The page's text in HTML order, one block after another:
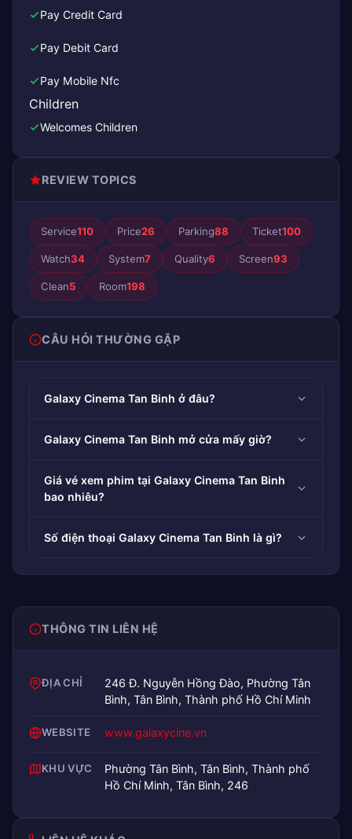
Pay Credit Card
Pay Debit Card
Pay Mobile Nfc
Children
Welcomes Children
REVIEW TOPICS
Service110 Price26 Parking88 Ticket100
Watch34 System7 Quality6 Screen93
Clean5 Room198
CÂU HỎI THƯỜNG GẶP
Galaxy Cinema Tan Binh ở đâu?
Galaxy Cinema Tan Binh mở cửa mấy giờ?
Giá vé xem phim tại Galaxy Cinema Tan Binh
bao nhiêu?
Số điện thoại Galaxy Cinema Tan Binh là gì?
THÔNG TIN LIÊN HỆ
ĐỊA CHỈ
246 Đ. Nguyễn Hồng Đào, Phường Tân
Bình, Tân Bình, Thành phố Hồ Chí Minh
WEBSITE www.galaxycine.vn
KHU VỰC
Phường Tân Bình, Tân Bình, Thành phố
Hồ Chí Minh, Tân Bình, 246